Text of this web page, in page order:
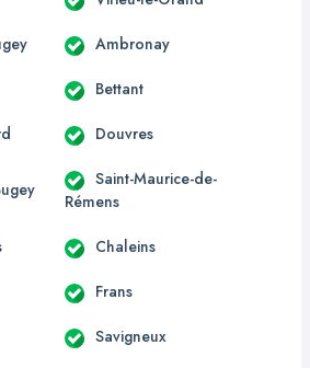
Ambronay
Bettant
Douvres
Saint-Maurice-de-
Rémens
Chaleins
Frans
Savigneux